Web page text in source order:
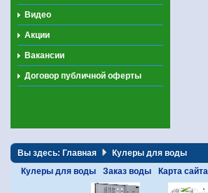
Видео
Акции
Вакансии
Договор публичной оферты
Вы здесь: Главная
Кулеры для воды
Кулеры для воды
Заказ воды Карта сайта